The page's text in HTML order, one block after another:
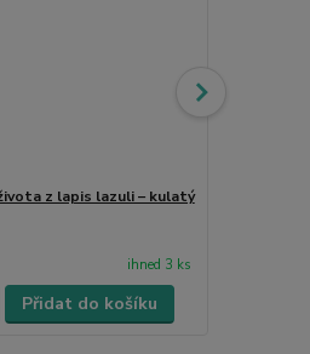
z lapis lazuli – kulatý
ihned 3 ks
Přidat do košíku